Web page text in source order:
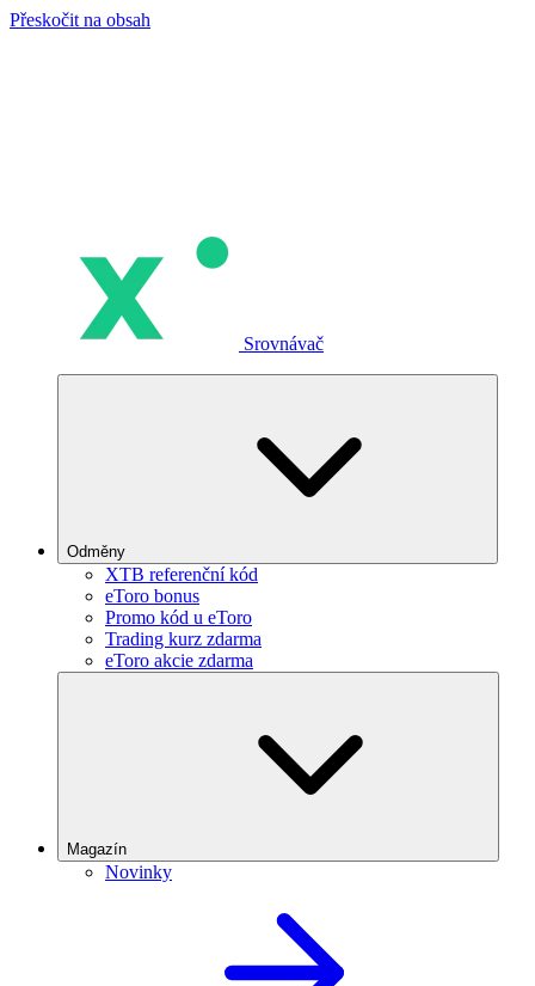
Přeskočit na obsah
Srovnávač
Odměny
XTB referenční kód
eToro bonus
Promo kód u eToro
Trading kurz zdarma
eToro akcie zdarma
Magazín
Novinky